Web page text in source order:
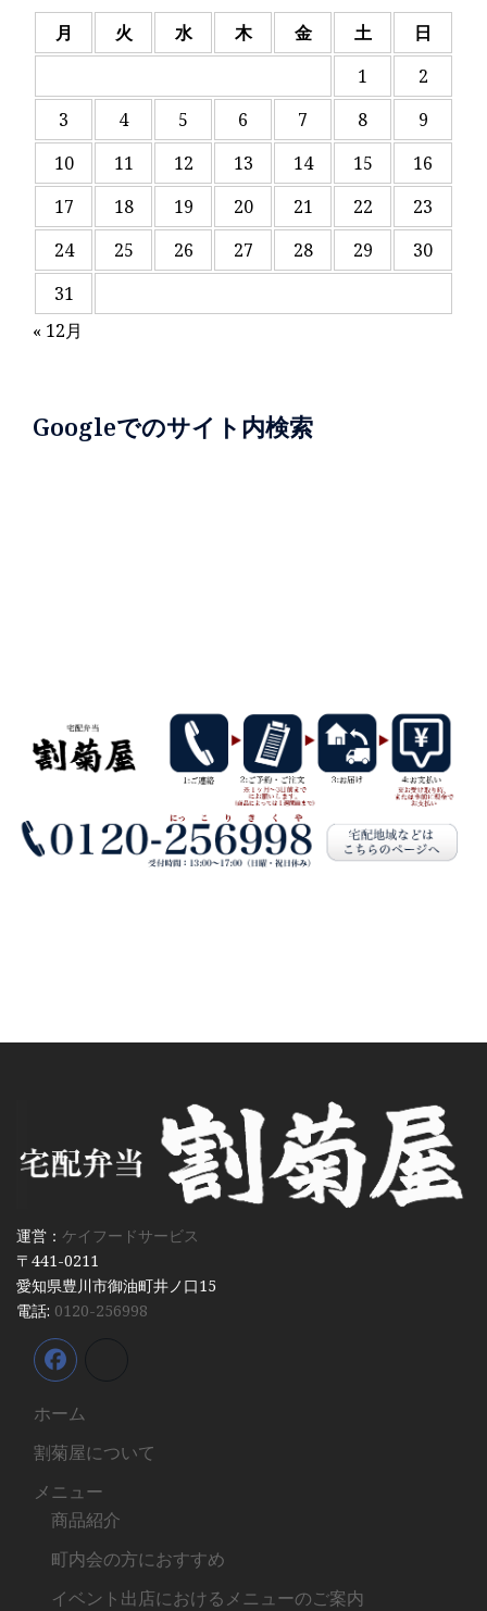
月
火 水 木 金 土
日
1
2
3
4 5 6 7 8
9
10
11 12 13 14 15
16
17
18 19 20 21 22
23
24
25 26 27 28 29
30
31
« 12月
Googleでのサイト内検索
運営： ケイフードサービス
〒441-0211
愛知県豊川市御油町井ノ口15
電話: 0120-256998
ホーム
割菊屋について
メニュー
商品紹介
町内会の方におすすめ
イベント出店におけるメニューのご案内